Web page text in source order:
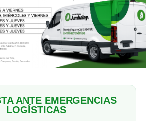
ANTE EMERGENCIAS
LOGÍSTICAS